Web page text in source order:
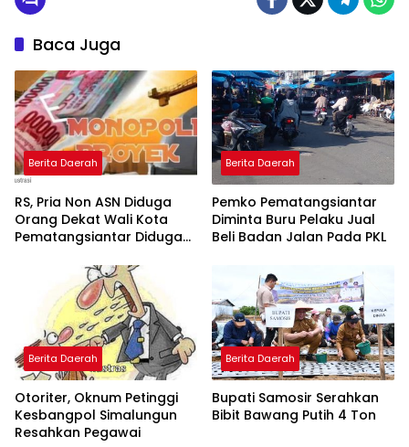
Baca Juga
Berita Daerah
RS, Pria Non ASN Diduga
Orang Dekat Wali Kota
Pematangsiantar Diduga
Kontraktor
Berita Daerah
Pemko Pematangsiantar
Diminta Buru Pelaku Jual
Beli Badan Jalan Pada PKL
Berita Daerah
Otoriter, Oknum Petinggi
Kesbangpol Simalungun
Resahkan Pegawai
Berita Daerah
Bupati Samosir Serahkan
Bibit Bawang Putih 4 Ton